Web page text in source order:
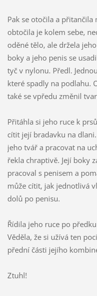
Pak se otočila a přitančila
obtočila je kolem sebe,
oděné tělo, ale držela
boky a jeho penis se
tyč v nylonu. Předl.
které spadly na podlahu.
také se vpředu změnil
Přitáhla si jeho ruce k
cítit její bradavku na
jeho tvář a pracovat na
řekla chraptivě. Její boky
pracoval s penisem a
může cítit, jak jednotlivá
dolů po penisu.
Řídila jeho ruce po
Věděla, že si užívá ten
přední části jejího
Ztuhl!